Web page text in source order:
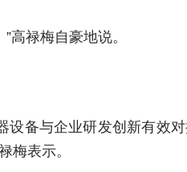
高禄梅自豪地说。
设备与企业研发创新有效
梅表示。